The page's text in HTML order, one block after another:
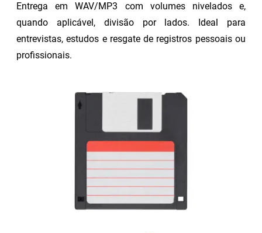
Entrega em WAV/MP3 com volumes nivelados e,
quando aplicável, divisão por lados. Ideal para
entrevistas, estudos e resgate de registros pessoais ou
profissionais.